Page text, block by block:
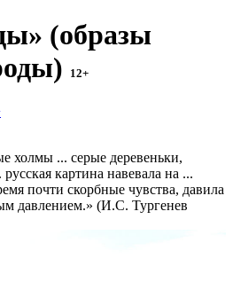
(образы
12+
холмы ... серые деревеньки,
картина навевала на ...
почти скорбные чувства, давила
давлением.» (И.С. Тургенев